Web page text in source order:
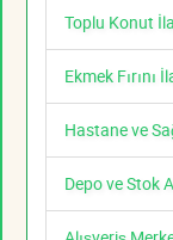
Toplu Konut
Ekmek Fırını
Hastane ve
Depo ve Stok